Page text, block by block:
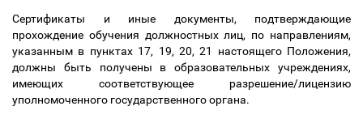
Сертификаты и иные документы, подтверждающие
прохождение обучения должностных лиц, по направлениям,
указанным в пунктах 17, 19, 20, 21 настоящего Положения,
должны быть получены в образовательных учреждениях,
имеющих соответствующее разрешение/лицензию
уполномоченного государственного органа.